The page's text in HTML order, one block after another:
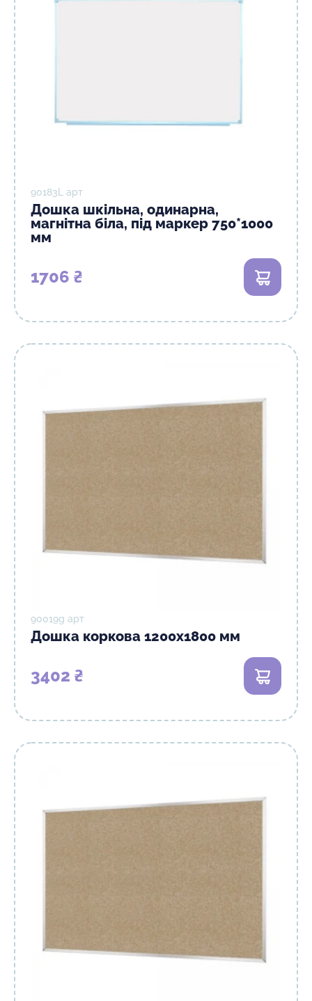
90183L арт
Дошка шкільна, одинарна,
магнітна біла, під маркер 750*1000
мм
1706 ₴
90019g арт
Дошка коркова 1200х1800 мм
3402 ₴